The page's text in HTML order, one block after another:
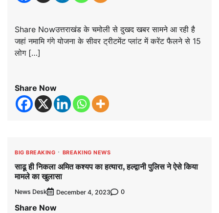
Share Nowउत्तराखंड के चमोली से दुखद खबर सामने आ रही है
जहां नमामि गंगे योजना के सीवर ट्रीटमेंट प्लांट में करेंट फैलने से 15
लोग […]
Share Now
BIG BREAKING BREAKING NEWS
साढू ही निकला अमित कश्यप का हत्यारा, हल्द्वानी पुलिस ने ऐसे किया
मामले का खुलासा
News Desk December 4, 2023 0
Share Now